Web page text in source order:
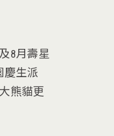
8月壽星
慶生派
熊貓更